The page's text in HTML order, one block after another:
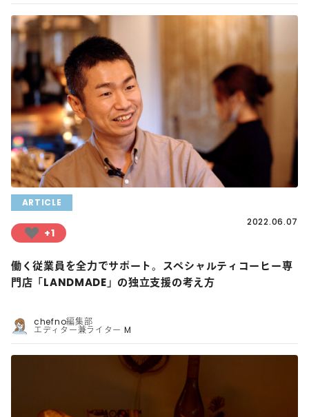
ARTICLE
+1
2022.06.07
働く従業員を全力でサポート。スペシャルティコーヒー専
門店「LANDMADE」の独立支援の考え方
chefno編集部
エディター兼ライター M